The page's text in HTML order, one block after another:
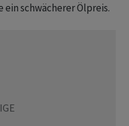
ein schwächerer Ölpreis.